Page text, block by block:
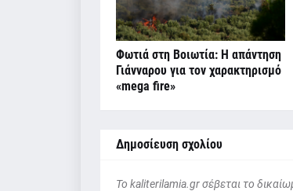
Φωτιά στη Βοιωτία: Η απάντηση
Γιάνναρου για τον χαρακτηρισμό
«mega fire»
Δημοσίευση σχολίου
To kaliterilamia.gr σέβεται το